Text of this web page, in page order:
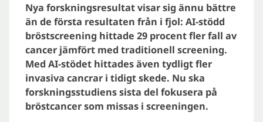
Nya forskningsresultat visar sig ännu bättre
än de första resultaten från i fjol: AI-stödd
bröstscreening hittade 29 procent fler fall av
cancer jämfört med traditionell screening.
Med AI-stödet hittades även tydligt fler
invasiva cancrar i tidigt skede. Nu ska
forskningsstudiens sista del fokusera på
bröstcancer som missas i screeningen.